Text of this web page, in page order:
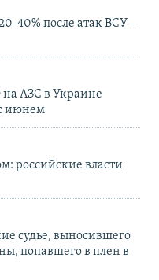
40% после атак ВСУ –
на АЗС в Украине
июнем
российские власти
судье, выносившего
попавшего в плен в